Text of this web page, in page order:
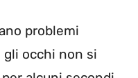
problemi
gli occhi non si